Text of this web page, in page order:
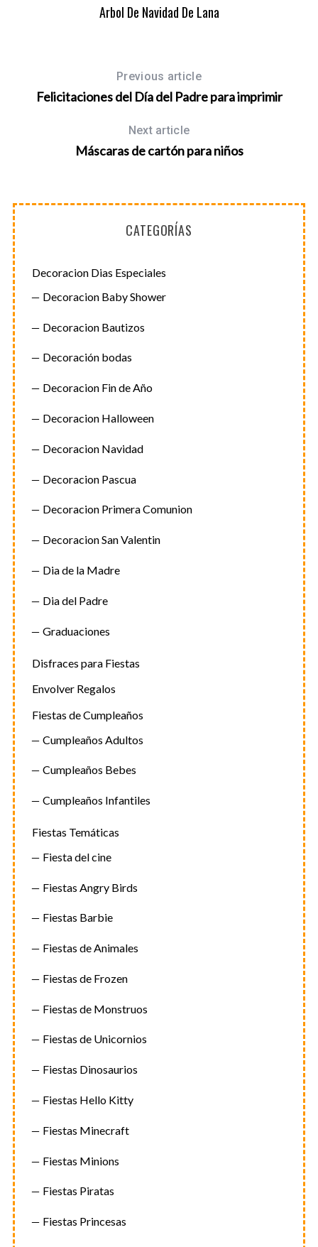
Arbol De Navidad De Lana
Previous article
Felicitaciones del Día del Padre para imprimir
Next article
Máscaras de cartón para niños
CATEGORÍAS
Decoracion Dias Especiales
Decoracion Baby Shower
Decoracion Bautizos
Decoración bodas
Decoracion Fin de Año
Decoracion Halloween
Decoracion Navidad
Decoracion Pascua
Decoracion Primera Comunion
Decoracion San Valentin
Dia de la Madre
Dia del Padre
Graduaciones
Disfraces para Fiestas
Envolver Regalos
Fiestas de Cumpleaños
Cumpleaños Adultos
Cumpleaños Bebes
Cumpleaños Infantiles
Fiestas Temáticas
Fiesta del cine
Fiestas Angry Birds
Fiestas Barbie
Fiestas de Animales
Fiestas de Frozen
Fiestas de Monstruos
Fiestas de Unicornios
Fiestas Dinosaurios
Fiestas Hello Kitty
Fiestas Minecraft
Fiestas Minions
Fiestas Piratas
Fiestas Princesas
c